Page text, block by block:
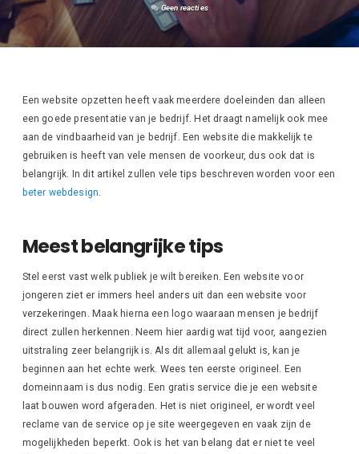
Geen reacties
Een website opzetten heeft vaak meerdere doeleinden dan alleen
een goede presentatie van je bedrijf. Het draagt namelijk ook mee
aan de vindbaarheid van je bedrijf. Een website die makkelijk te
gebruiken is heeft van vele mensen de voorkeur, dus ook dat is
belangrijk. In dit artikel zullen vele tips beschreven worden voor een
beter webdesign.
Meest belangrijke tips
Stel eerst vast welk publiek je wilt bereiken. Een website voor
jongeren ziet er immers heel anders uit dan een website voor
verzekeringen. Maak hierna een logo waaraan mensen je bedrijf
direct zullen herkennen. Neem hier aardig wat tijd voor, aangezien
uitstraling zeer belangrijk is. Als dit allemaal gelukt is, kan je
beginnen aan het echte werk. Wees ten eerste origineel. Een
domeinnaam is dus nodig. Een gratis service die je een website
laat bouwen word afgeraden. Het is niet origineel, er wordt veel
reclame van de service op je site weergegeven en vaak zijn de
mogelijkheden beperkt. Ook is het van belang dat er niet te veel